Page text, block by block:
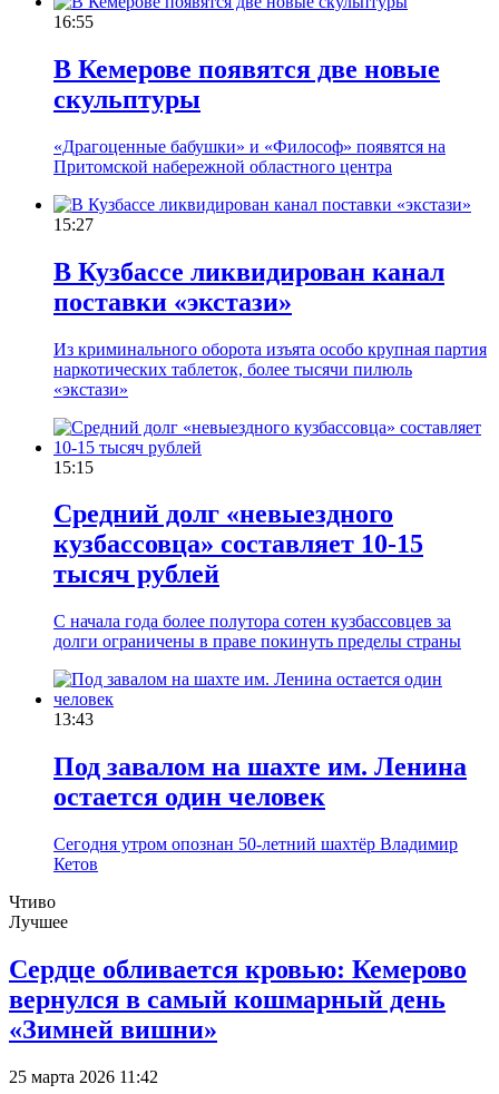
16:55
В Кемерове появятся две новые
скульптуры
«Драгоценные бабушки» и «Философ» появятся на
Притомской набережной областного центра
15:27
В Кузбассе ликвидирован канал
поставки «экстази»
Из криминального оборота изъята особо крупная партия
наркотических таблеток, более тысячи пилюль
«экстази»
15:15
Средний долг «невыездного
кузбассовца» составляет 10-15
тысяч рублей
С начала года более полутора сотен кузбассовцев за
долги ограничены в праве покинуть пределы страны
13:43
Под завалом на шахте им. Ленина
остается один человек
Сегодня утром опознан 50-летний шахтёр Владимир
Кетов
Чтиво
Лучшее
Сердце обливается кровью: Кемерово
вернулся в самый кошмарный день
«Зимней вишни»
25 марта 2026 11:42